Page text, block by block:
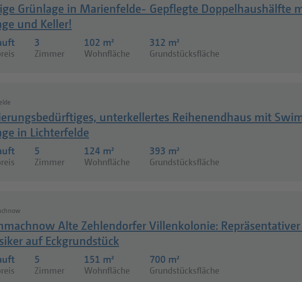
Grünlage in Marienfelde- Gepflegte Doppelhaushälfte
und Keller!
3
Zimmer
102 m²
Wohnfläche
312 m²
Grundstücksfläche
unterkellertes Reihenendhaus mit
in Lichterfelde
5
Zimmer
124 m²
Wohnfläche
393 m²
Grundstücksfläche
Alte Zehlendorfer Villenkolonie:
auf Eckgrundstück
5
Zimmer
151 m²
Wohnfläche
700 m²
Grundstücksfläche